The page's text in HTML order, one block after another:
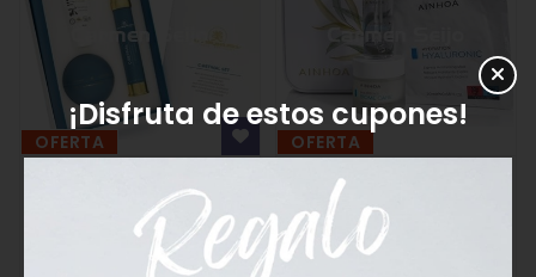
OFERTA
Antiedad Crema, Sérum y
Crema Limpiadora Bijin
130,00€
OFERTA
Ainhoa Cosmetics Pack
Crema Biome Care
Antipolución y Sérum Hi-
Luronic
91,00€
¡Disfruta de estos cupones!